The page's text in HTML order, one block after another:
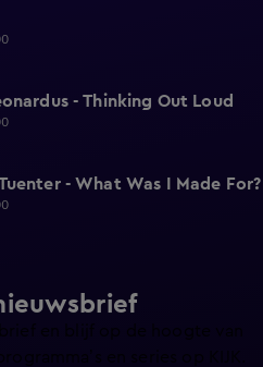
- Thinking Out Loud
- What Was I Made For?
en blijf op de hoogte van